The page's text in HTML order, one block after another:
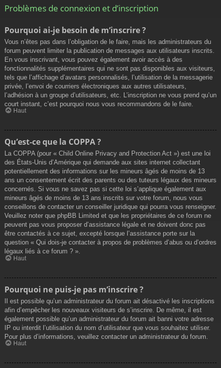
Problèmes de connexion et d’inscription
Pourquoi ai-je besoin de m’inscrire ?
Vous n’êtes pas dans l’obligation de le faire, mais les administrateurs du
forum peuvent limiter la publication de messages aux utilisateurs inscrits.
En vous inscrivant, vous pouvez également avoir accès à des
fonctionnalités supplémentaires qui ne sont pas disponibles aux visiteurs,
tels que l’affichage d’avatars personnalisés, l’utilisation de la messagerie
privée, l’envoi de courriers électroniques aux autres utilisateurs,
l’adhésion à un groupe d’utilisateurs, etc. L’inscription ne vous prend qu’un
court instant, c’est pourquoi nous vous recommandons de le faire.
Haut
Qu’est-ce que la COPPA ?
La COPPA (pour « Child Online Privacy and Protection Act ») est une loi
des États-Unis d’Amérique qui demande aux sites internet collectant
potentiellement des informations sur les mineurs âgés de moins de 13
ans un consentement écrit des parents ou des tuteurs légaux des mineurs
concernés. Si vous ne savez pas si cette loi s’applique également aux
mineurs âgés de moins de 13 ans inscrits sur votre forum, nous vous
conseillons de contacter un conseiller juridique qui pourra vous renseigner.
Veuillez noter que phpBB Limited et que les propriétaires de ce forum ne
peuvent pas vous proposer d’assistance légale et ne doivent donc pas
être contactés à ce sujet, excepté lorsque l’assistance porte sur la
question « Qui dois-je contacter à propos de problèmes d’abus ou d’ordres
légaux liés à ce forum ? ».
Haut
Pourquoi ne puis-je pas m’inscrire ?
Il est possible qu’un administrateur du forum ait désactivé les inscriptions
afin d’empêcher les nouveaux visiteurs de s’inscrire. De même, il est
également possible qu’un administrateur du forum ait banni votre adresse
IP ou interdit l’utilisation du nom d’utilisateur que vous souhaitez utiliser.
Pour plus d’informations, veuillez contacter un administrateur du forum.
Haut